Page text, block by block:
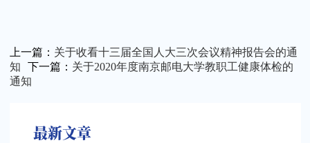
上一篇： 关于收看十三届全国人大三次会议精神报告会的通
知
下一篇： 关于2020年度南京邮电大学教职工健康体检的
通知
最新文章